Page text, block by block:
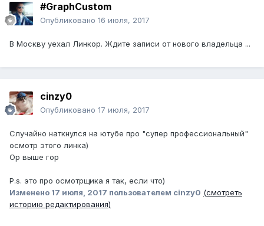
#GraphCustom
Опубликовано 16 июля, 2017
В Москву уехал Линкор. Ждите записи от нового владельца ...
cinzy0
Опубликовано 17 июля, 2017
Случайно наткнулся на ютубе про "супер профессиональный"
осмотр этого линка)
Ор выше гор
P.s. это про осмотрщика я так, если что)
Изменено 17 июля, 2017 пользователем cinzy0 (смотреть
историю редактирования)